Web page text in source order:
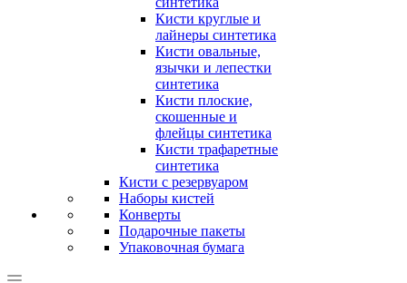
Кисти круглые и
лайнеры синтетика
Кисти овальные,
язычки и лепестки
синтетика
Кисти плоские,
скошенные и
флейцы синтетика
Кисти трафаретные
синтетика
Кисти с резервуаром
Наборы кистей
Конверты
Подарочные пакеты
Упаковочная бумага